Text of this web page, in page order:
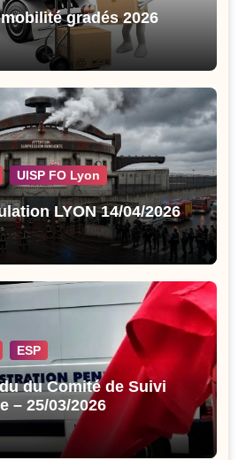
gradés 2026
UISP FO Lyon
LYON 14/04/2026
ESP
du Comité de Suivi
– 25/03/2026